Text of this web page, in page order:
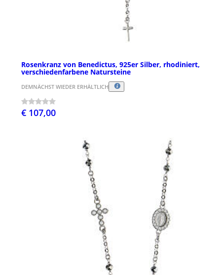
Rosenkranz von Benedictus, 925er Silber, rhodiniert,
verschiedenfarbene Natursteine
DEMNÄCHST WIEDER ERHÄLTLICH
€ 107,00